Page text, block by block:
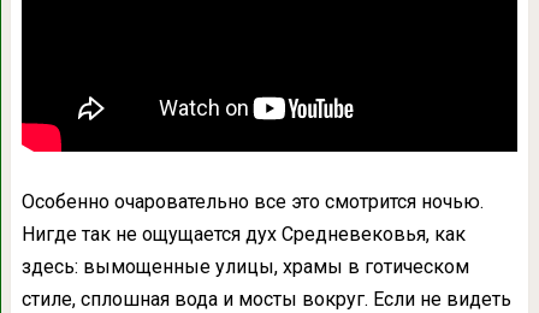
Особенно очаровательно все это смотрится ночью.
Нигде так не ощущается дух Средневековья, как
здесь: вымощенные улицы, храмы в готическом
стиле, сплошная вода и мосты вокруг. Если не видеть